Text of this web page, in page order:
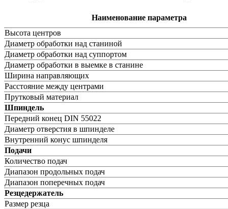
Наименование параметра
Высота центров
Диаметр обработки над станиной
Диаметр обработки над суппортом
Диаметр обработки в выемке в станине
Ширина направляющих
Расстояние между центрами
Прутковый материал
Шпиндель
Передний конец DIN 55022
Диаметр отверстия в шпинделе
Внутренний конус шпинделя
Подачи
Количество подач
Диапазон продольных подач
Диапазон поперечных подач
Резцедержатель
Размер резца